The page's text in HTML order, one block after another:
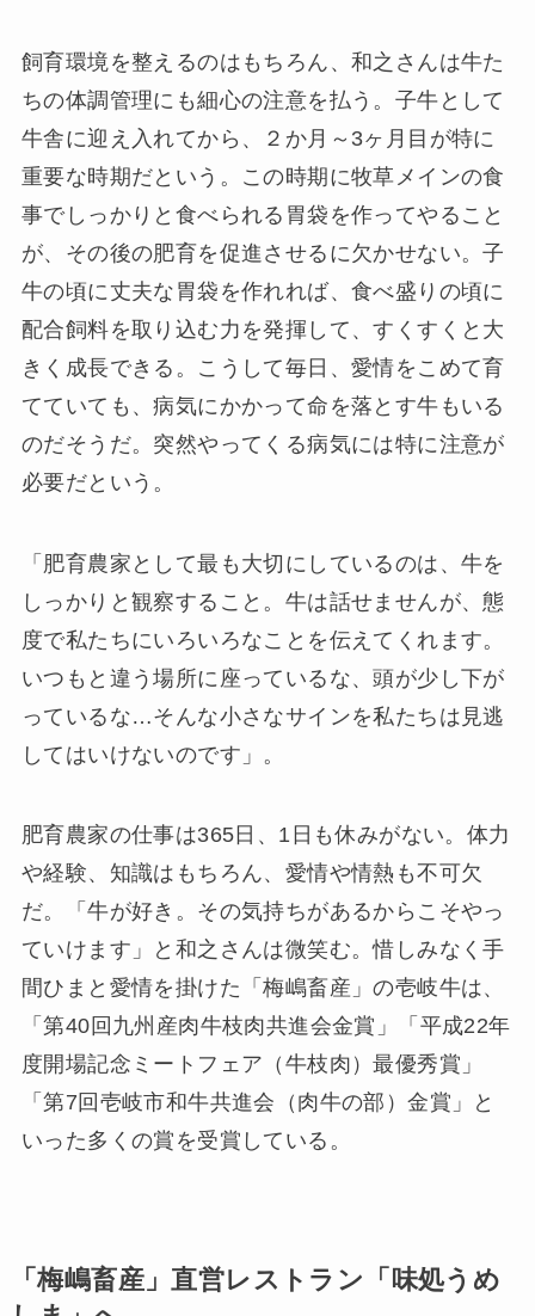
飼育環境を整えるのはもちろん、和之さんは牛た
ちの体調管理にも細心の注意を払う。子牛として
牛舎に迎え入れてから、２か月～3ヶ月目が特に
重要な時期だという。この時期に牧草メインの食
事でしっかりと食べられる胃袋を作ってやること
が、その後の肥育を促進させるに欠かせない。子
牛の頃に丈夫な胃袋を作れれば、食べ盛りの頃に
配合飼料を取り込む力を発揮して、すくすくと大
きく成長できる。こうして毎日、愛情をこめて育
てていても、病気にかかって命を落とす牛もいる
のだそうだ。突然やってくる病気には特に注意が
必要だという。
「肥育農家として最も大切にしているのは、牛を
しっかりと観察すること。牛は話せませんが、態
度で私たちにいろいろなことを伝えてくれます。
いつもと違う場所に座っているな、頭が少し下が
っているな…そんな小さなサインを私たちは見逃
してはいけないのです」。
肥育農家の仕事は365日、1日も休みがない。体力
や経験、知識はもちろん、愛情や情熱も不可欠
だ。「牛が好き。その気持ちがあるからこそやっ
ていけます」と和之さんは微笑む。惜しみなく手
間ひまと愛情を掛けた「梅嶋畜産」の壱岐牛は、
「第40回九州産肉牛枝肉共進会金賞」「平成22年
度開場記念ミートフェア（牛枝肉）最優秀賞」
「第7回壱岐市和牛共進会（肉牛の部）金賞」と
いった多くの賞を受賞している。
「梅嶋畜産」直営レストラン「味処うめ